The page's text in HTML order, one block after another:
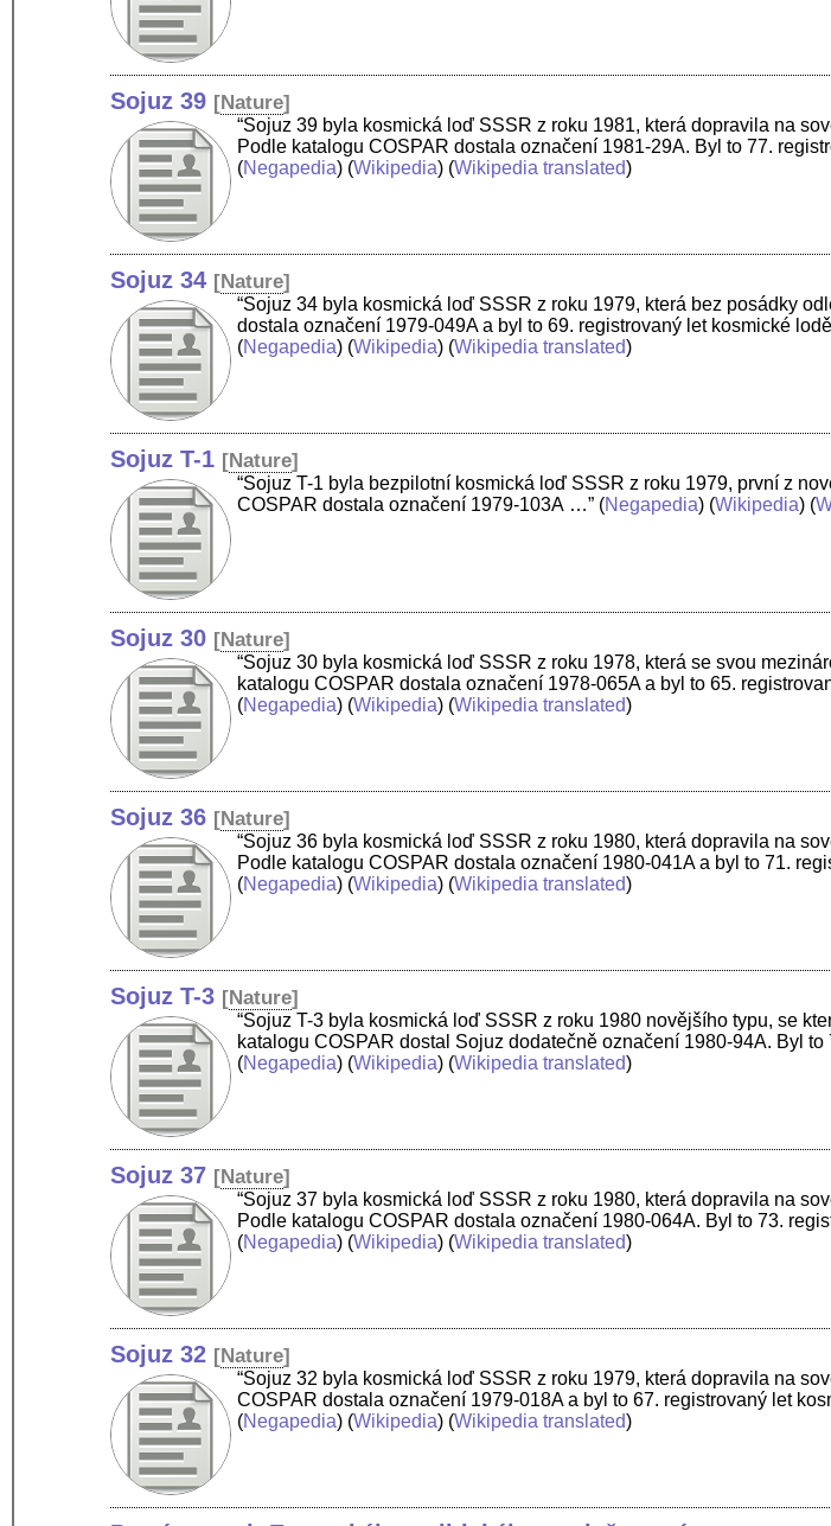
Sojuz 39 [Nature]
“Sojuz 39 byla kosmická loď SSSR z roku 1981, která dopravila na
Podle katalogu COSPAR dostala označení 1981-29A. Byl to 77.
(Negapedia) (Wikipedia) (Wikipedia translated)
Sojuz 34 [Nature]
“Sojuz 34 byla kosmická loď SSSR z roku 1979, která bez posádky
dostala označení 1979-049A a byl to 69. registrovaný let kosmické
(Negapedia) (Wikipedia) (Wikipedia translated)
Sojuz T-1 [Nature]
“Sojuz T-1 byla bezpilotní kosmická loď SSSR z roku 1979, první z
COSPAR dostala označení 1979-103A …” (Negapedia) (Wikipedia) (
Sojuz 30 [Nature]
“Sojuz 30 byla kosmická loď SSSR z roku 1978, která se svou
katalogu COSPAR dostala označení 1978-065A a byl to 65.
(Negapedia) (Wikipedia) (Wikipedia translated)
Sojuz 36 [Nature]
“Sojuz 36 byla kosmická loď SSSR z roku 1980, která dopravila na
Podle katalogu COSPAR dostala označení 1980-041A a byl to 71.
(Negapedia) (Wikipedia) (Wikipedia translated)
Sojuz T-3 [Nature]
“Sojuz T-3 byla kosmická loď SSSR z roku 1980 novějšího typu, se
katalogu COSPAR dostal Sojuz dodatečně označení 1980-94A. Byl
(Negapedia) (Wikipedia) (Wikipedia translated)
Sojuz 37 [Nature]
“Sojuz 37 byla kosmická loď SSSR z roku 1980, která dopravila na
Podle katalogu COSPAR dostala označení 1980-064A. Byl to 73.
(Negapedia) (Wikipedia) (Wikipedia translated)
Sojuz 32 [Nature]
“Sojuz 32 byla kosmická loď SSSR z roku 1979, která dopravila na
COSPAR dostala označení 1979-018A a byl to 67. registrovaný let
(Negapedia) (Wikipedia) (Wikipedia translated)